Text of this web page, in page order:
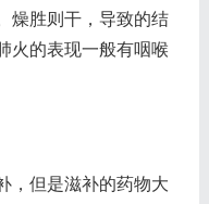
燥胜则干，导致的结
火的表现一般有咽喉
，但是滋补的药物大